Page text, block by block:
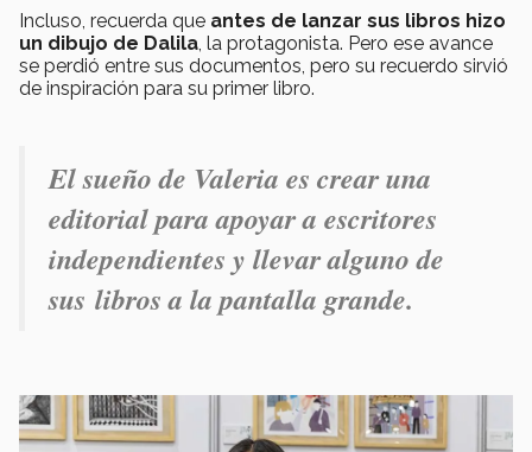
Incluso, recuerda que antes de lanzar sus libros hizo
un dibujo de Dalila, la protagonista. Pero ese avance
se perdió entre sus documentos, pero su recuerdo sirvió
de inspiración para su primer libro.
El sueño de Valeria es crear una
editorial para apoyar a escritores
independientes y llevar alguno de
sus libros a la pantalla grande.